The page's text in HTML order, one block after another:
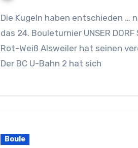
Die Kugeln haben entschieden … nach 135 Spielen hat
das 24. Bouleturnier UNSER DORF
Rot-Weiß Alsweiler hat seinen
Der BC U-Bahn 2 hat sich
Boule